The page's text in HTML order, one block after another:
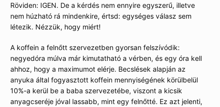
Röviden: IGEN. De a kérdés nem ennyire egyszerű, illetve
nem húzható rá mindenkire, értsd: egységes válasz sem
létezik. Nézzük, hogy miért!
A koffein a felnőtt szervezetben gyorsan felszívódik:
negyedóra múlva már kimutatható a vérben, és egy óra kell
ahhoz, hogy a maximumot elérje. Becslések alapján az
anyuka által fogyasztott koffein mennyiségének körülbelül
10%-a kerül be a baba szervezetébe, viszont a kicsik
anyagcseréje jóval lassabb, mint egy felnőtté. Ez azt jelenti,